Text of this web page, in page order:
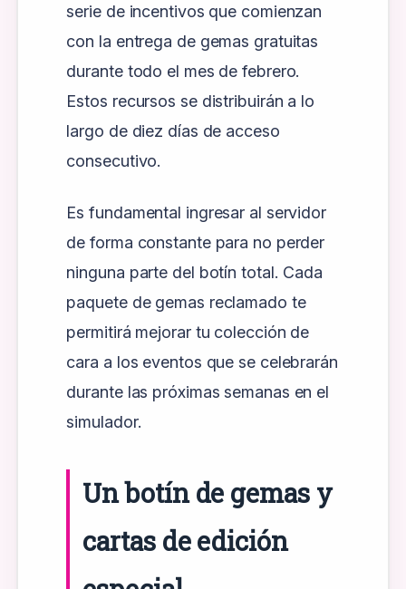
serie de incentivos que comienzan
con la entrega de gemas gratuitas
durante todo el mes de febrero.
Estos recursos se distribuirán a lo
largo de diez días de acceso
consecutivo.
Es fundamental ingresar al servidor
de forma constante para no perder
ninguna parte del botín total. Cada
paquete de gemas reclamado te
permitirá mejorar tu colección de
cara a los eventos que se celebrarán
durante las próximas semanas en el
simulador.
Un botín de gemas y
cartas de edición